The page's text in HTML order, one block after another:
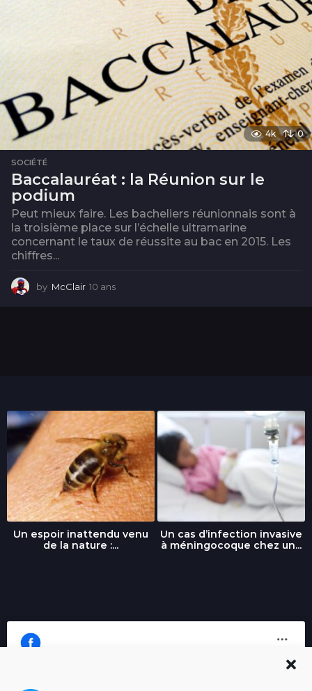
4k 0
SOCIÉTÉ
Baccalauréat : la Réunion sur le
podium
Peut mieux faire. Les bacheliers réunionnais sont à
la troisième place sur l’échelle ultramarine
concernant le taux de réussite au bac en 2015. Les
chiffres...
by McClair 10 ans
Un espoir inattendu venu
de la nature :...
Un cas d’infection invasive
à méningocoque chez un...